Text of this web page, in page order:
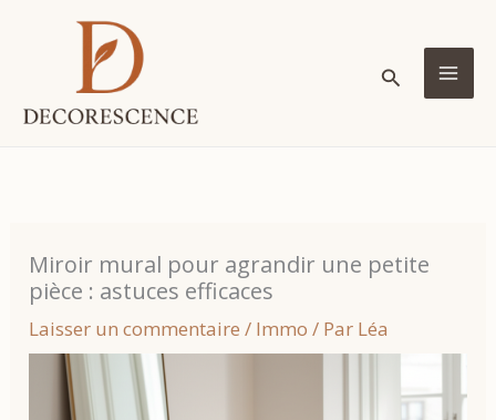
Rechercher
Miroir mural pour agrandir une petite
pièce : astuces efficaces
Laisser un commentaire / Immo / Par Léa